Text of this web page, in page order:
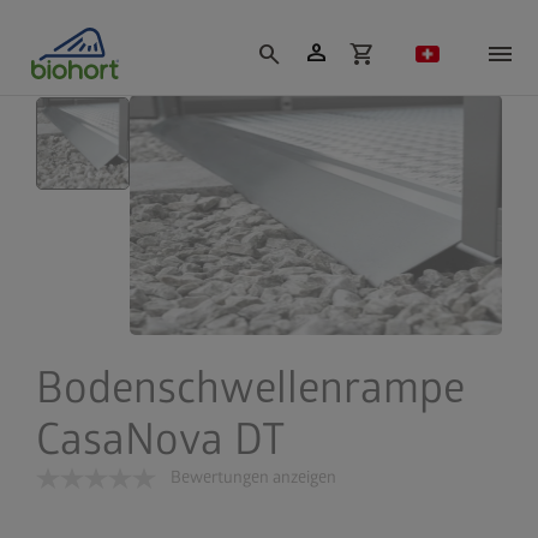
search person shopping_cart
Bodenschwellenrampe
CasaNova DT
Bewertungen anzeigen